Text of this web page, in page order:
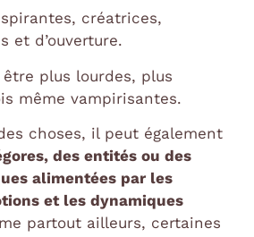
créatrices,
et d’ouverture.
être plus lourdes, plus
même vampirisantes.
choses, il peut également
des entités ou des
alimentées par les
et les dynamiques
partout ailleurs, certaines